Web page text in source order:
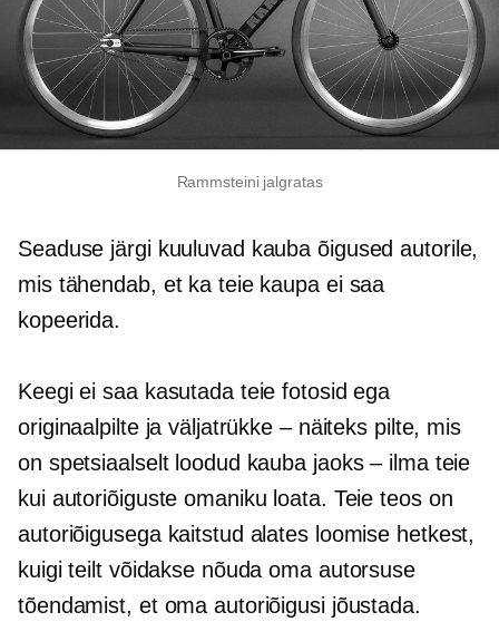
Rammsteini jalgratas
Seaduse järgi kuuluvad kauba õigused autorile,
mis tähendab, et ka teie kaupa ei saa
kopeerida.
Keegi ei saa kasutada teie fotosid ega
originaalpilte ja väljatrükke – näiteks pilte, mis
on spetsiaalselt loodud kauba jaoks – ilma teie
kui autoriõiguste omaniku loata. Teie teos on
autoriõigusega kaitstud alates loomise hetkest,
kuigi teilt võidakse nõuda oma autorsuse
tõendamist, et oma autoriõigusi jõustada.